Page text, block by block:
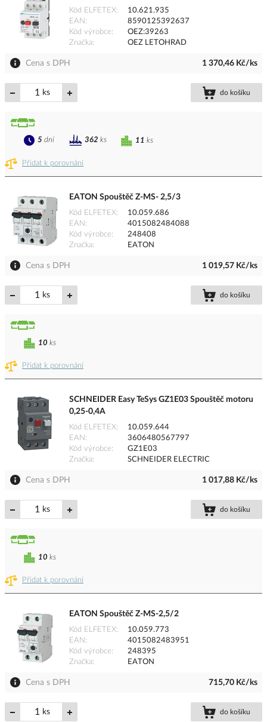
Kód ELFETEX
10.621.935
EAN
8590125392637
Kód výrobce
OEZ:39263
Značka
OEZ LETOHRAD
Cena s DPH 1 370,46 Kč/ks
ks do košíku
Přidat k porovnání
11 ks
5 dní 362 ks
EATON Spouštěč Z-MS- 2,5/3
Kód ELFETEX
10.059.686
EAN
4015082484088
Kód výrobce
248408
Značka
EATON
Cena s DPH 1 019,57 Kč/ks
ks do košíku
Přidat k porovnání
10 ks
SCHNEIDER Easy TeSys GZ1E03 Spouštěč motoru
0,25-0,4A
Kód ELFETEX
10.059.644
EAN
3606480567797
Kód výrobce
GZ1E03
Značka
SCHNEIDER ELECTRIC
Cena s DPH 1 017,88 Kč/ks
ks do košíku
Přidat k porovnání
10 ks
EATON Spouštěč Z-MS-2,5/2
Kód ELFETEX
10.059.773
EAN
4015082483951
Kód výrobce
248395
Značka
EATON
Cena s DPH 715,70 Kč/ks
ks do košíku